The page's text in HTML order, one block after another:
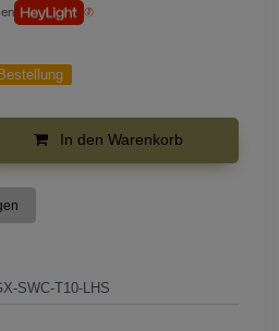
In den Warenkorb
SWC-T10-LHS